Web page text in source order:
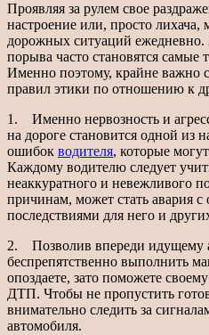
Проявляя за рулем свое
настроение или, просто
дорожных ситуаций ежедневно.
порыва часто становятся самые
Именно поэтому, крайне важно
правил этики по отношению к
1. Именно нервозность и
на дороге становится одной из
ошибок водителя, которые
Каждому водителю следует
неаккуратного и невежливого
причинам, может стать авария с
последствиями для него и
2. Позволив впереди идущему
беспрепятственно выполнить
опоздаете, зато поможете
ДТП. Чтобы не пропустить
внимательно следить за
автомобиля.